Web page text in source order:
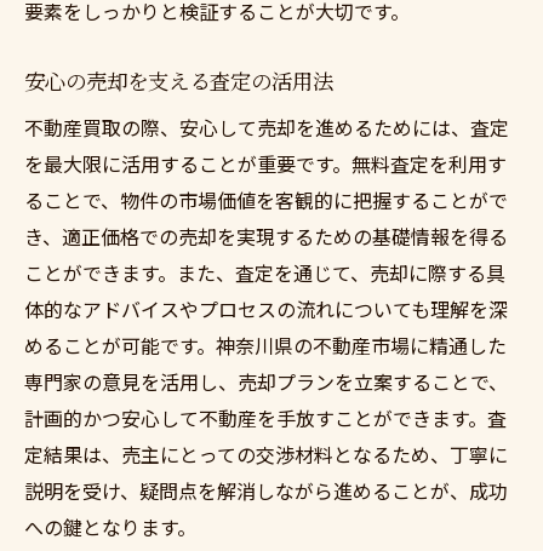
要素をしっかりと検証することが大切です。
安心の売却を支える査定の活用法
不動産買取の際、安心して売却を進めるためには、査定
を最大限に活用することが重要です。無料査定を利用す
ることで、物件の市場価値を客観的に把握することがで
き、適正価格での売却を実現するための基礎情報を得る
ことができます。また、査定を通じて、売却に際する具
体的なアドバイスやプロセスの流れについても理解を深
めることが可能です。神奈川県の不動産市場に精通した
専門家の意見を活用し、売却プランを立案することで、
計画的かつ安心して不動産を手放すことができます。査
定結果は、売主にとっての交渉材料となるため、丁寧に
説明を受け、疑問点を解消しながら進めることが、成功
への鍵となります。